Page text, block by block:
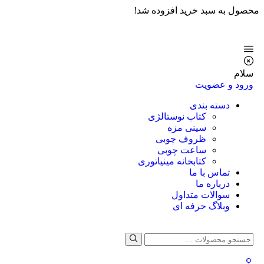
محصول به سبد خرید افزوده شد!
سلام
ورود و عضویت
دسته بندی
کتاب نوستالژی
سینی مزه
ظروف چوبی
ساعت چوبی
کتابخانه مینیاتوری
تماس با ما
درباره ما
سوالات متداول
وبلاگ حرفه ای